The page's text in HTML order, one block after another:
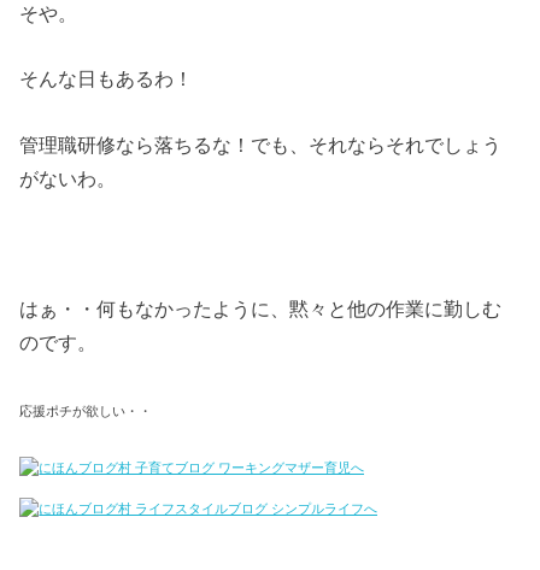
そや。
そんな日もあるわ！
管理職研修なら落ちるな！でも、それならそれでしょう
がないわ。
はぁ・・何もなかったように、黙々と他の作業に勤しむ
のです。
応援ポチが欲しい・・